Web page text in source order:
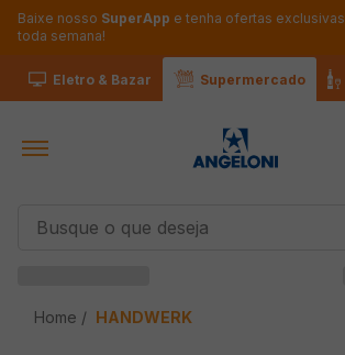
Baixe nosso SuperApp e tenha ofertas exclusivas
toda semana!
Eletro & Bazar Supermercado
HANDWERK